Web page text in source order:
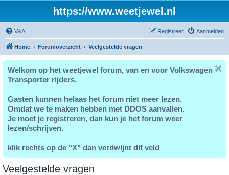
https://www.weetjewel.nl
V&A Aanmelden
Registreer
Home Forumoverzicht Veelgestelde vragen
Welkom op het weetjewel forum, van en voor Volkswagen
Transporter rijders.
Gasten kunnen helaas het forum niet meer lezen.
Omdat we te maken hebben met DDOS aanvallen.
Je moet je registreren, dan kun je het forum weer
lezen/schrijven.
klik rechts op de "X" dan verdwijnt dit veld
Veelgestelde vragen